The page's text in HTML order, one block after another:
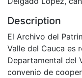
Description
El Archivo del
Valle del Cauca es
Departamental del
convenio de